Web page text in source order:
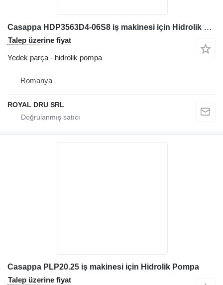
Casappa HDP3563D4-06S8 iş makinesi için Hidrolik pompa, kullanılmış
Talep üzerine fiyat
Yedek parça - hidrolik pompa
Romanya
ROYAL DRU SRL
Casappa PLP20.25 iş makinesi için Hidrolik Pompa
Talep üzerine fiyat